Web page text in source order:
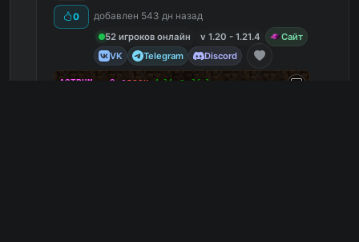
0
добавлен 543 дн назад
52 игроков онлайн
v 1.20 - 1.21.4
Сайт
VK
Telegram Discord
ASTRUM 9 ᴄᴇзᴏʜ
¹‧²¹ ⁻ ²⁶‧²